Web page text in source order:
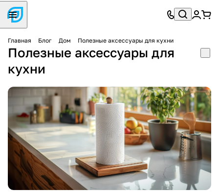
Главная Блог Дом Полезные аксессуары для кухни
Полезные аксессуары для
кухни